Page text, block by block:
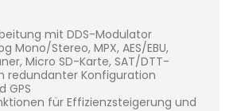
mit DDS-Modulator
Mono/Stereo, MPX, AES/EBU,
Micro SD-Karte, SAT/DTT-
redundanter Konfiguration
GPS
für Effizienzsteigerung und